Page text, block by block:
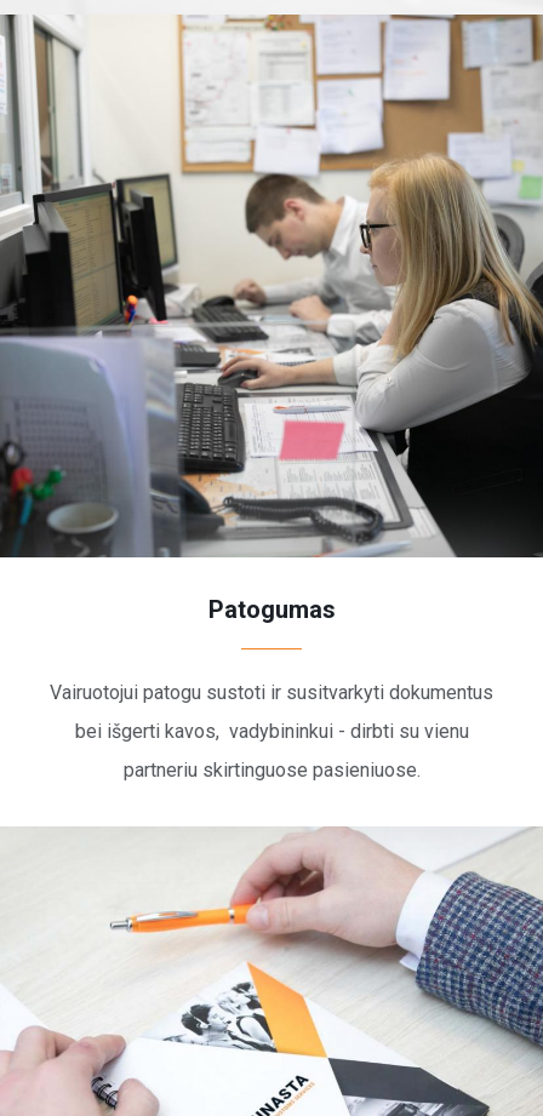
Patogumas
Vairuotojui patogu sustoti ir susitvarkyti dokumentus
bei išgerti kavos, vadybininkui - dirbti su vienu
partneriu skirtinguose pasieniuose.